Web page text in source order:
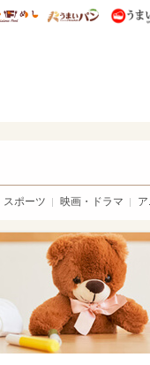
ィズニー特集
うまいめし うまい
スポーツ 映画・ドラマ